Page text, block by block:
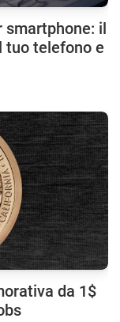
smartphone: il
tuo telefono e
da 1$